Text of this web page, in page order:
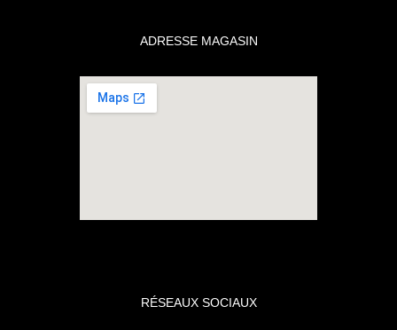
ADRESSE MAGASIN
RÉSEAUX SOCIAUX